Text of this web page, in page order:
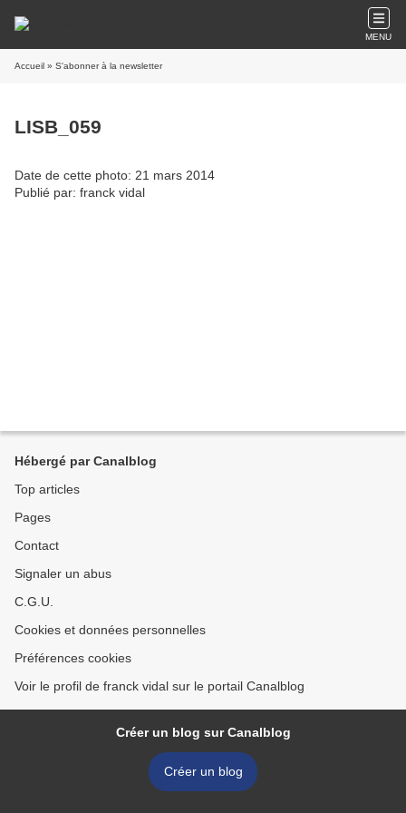
MENU
Accueil » S'abonner à la newsletter
LISB_059
Date de cette photo: 21 mars 2014
Publié par: franck vidal
Hébergé par Canalblog
Top articles
Pages
Contact
Signaler un abus
C.G.U.
Cookies et données personnelles
Préférences cookies
Voir le profil de franck vidal sur le portail Canalblog
Créer un blog sur Canalblog
Créer un blog